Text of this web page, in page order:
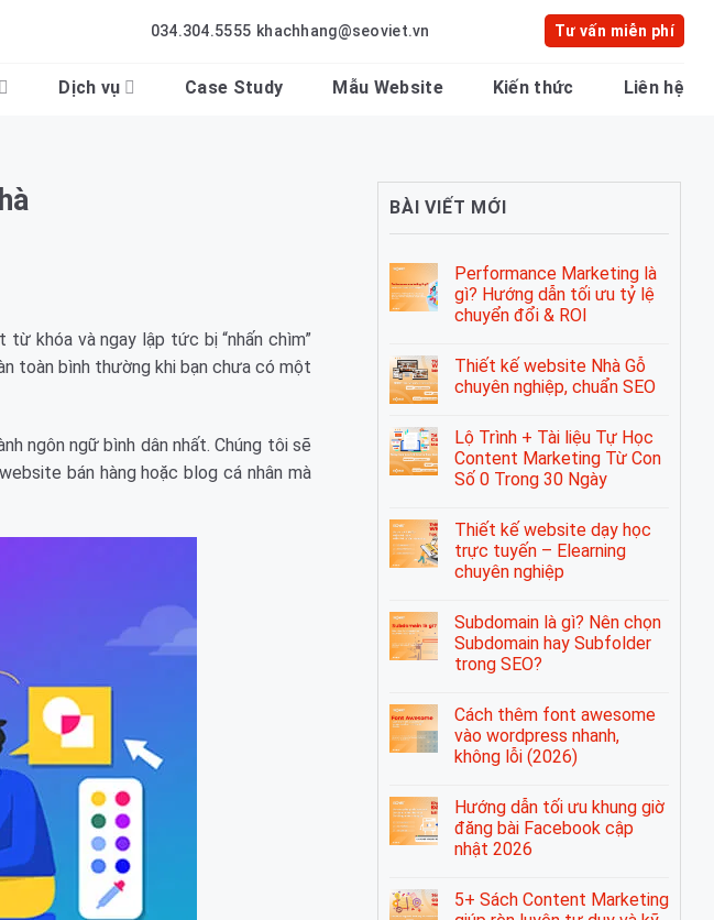
khachhang@seoviet.vn
034.304.5555 Tư vấn miễn phí
Dịch vụ Case Study Mẫu Website Kiến thức Liên hệ
khóa và ngay lập tức bị “nhấn chìm”
toàn bình thường khi bạn chưa có một
ngôn ngữ bình dân nhất. Chúng tôi sẽ
bán hàng hoặc blog cá nhân mà
BÀI VIẾT MỚI
Performance Marketing là
gì? Hướng dẫn tối ưu tỷ lệ
chuyển đổi & ROI
Thiết kế website Nhà Gỗ
chuyên nghiệp, chuẩn SEO
Lộ Trình + Tài liệu Tự Học
Content Marketing Từ Con
Số 0 Trong 30 Ngày
Thiết kế website dạy học
trực tuyến – Elearning
chuyên nghiệp
Subdomain là gì? Nên chọn
Subdomain hay Subfolder
trong SEO?
Cách thêm font awesome
vào wordpress nhanh,
không lỗi (2026)
Hướng dẫn tối ưu khung giờ
đăng bài Facebook cập
nhật 2026
5+ Sách Content Marketing